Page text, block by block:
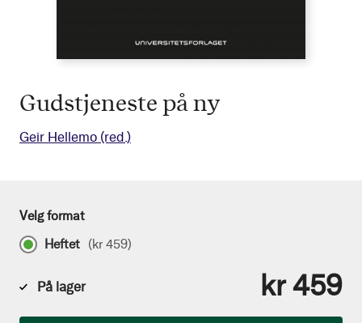
Gudstjeneste på ny
Geir Hellemo (red.)
Velg format
Heftet (kr 459)
På lager kr 459